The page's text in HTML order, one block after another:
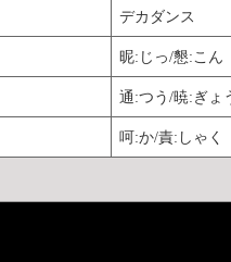
デカダンス
昵:じっ/懇:こん
通:つう/暁:ぎょ
呵:か/責:しゃく